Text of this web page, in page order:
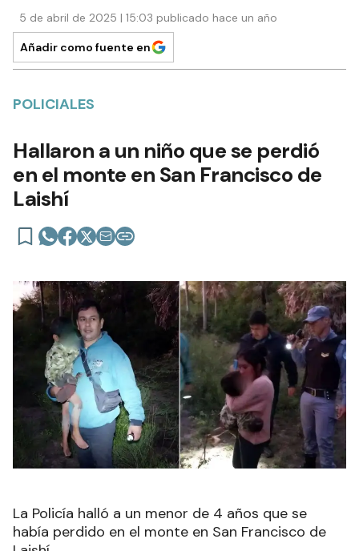
5 de abril de 2025 | 15:03 publicado hace un año
Añadir como fuente en
POLICIALES
Hallaron a un niño que se perdió
en el monte en San Francisco de
Laishí
La Policía halló a un menor de 4 años que se
había perdido en el monte en San Francisco de